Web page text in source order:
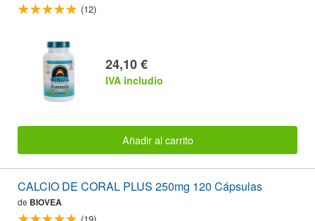
(12)
24,10 €
IVA includio
Añadir al carrito
CALCIO DE CORAL PLUS 250mg 120 Cápsulas
de BIOVEA